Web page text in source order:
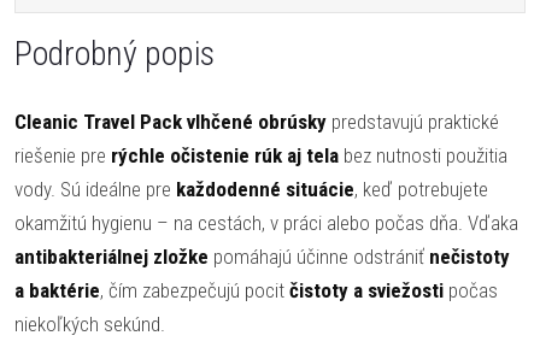
Podrobný popis
Cleanic Travel Pack vlhčené obrúsky predstavujú praktické
riešenie pre rýchle očistenie rúk aj tela bez nutnosti použitia
vody. Sú ideálne pre každodenné situácie, keď potrebujete
okamžitú hygienu – na cestách, v práci alebo počas dňa. Vďaka
antibakteriálnej zložke pomáhajú účinne odstrániť nečistoty
a baktérie, čím zabezpečujú pocit čistoty a sviežosti počas
niekoľkých sekúnd.